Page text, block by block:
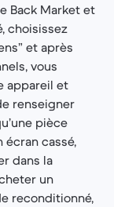
Back Market et
choisissez
et après
vous
appareil et
renseigner
pièce
cassé,
dans la
un
reconditionné,